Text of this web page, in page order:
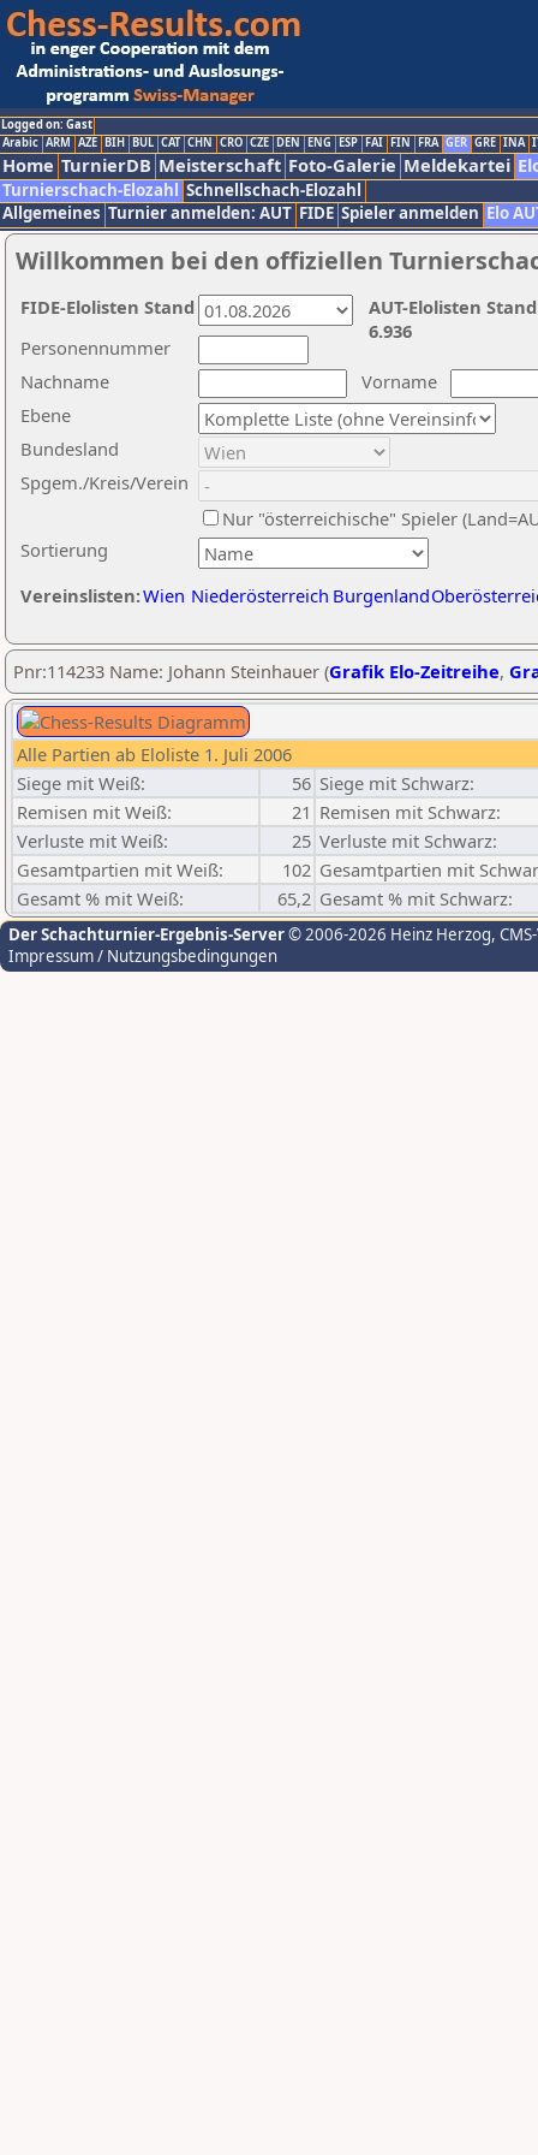
Logged on: Gast
Arabic ARM AZE BIH BUL CAT CHN CRO CZE DEN ENG ESP FAI FIN FRA GER GRE INA
Home TurnierDB Meisterschaft Foto-Galerie Meldekartei
Turnierschach-Elozahl Schnellschach-Elozahl
Allgemeines Turnier anmelden: AUT FIDE Spieler anmelden Elo
Willkommen bei den offiziellen
Nachname
Vorname
Ebene
Sortierung
Personennummer
Bundesland
Spgem./Kreis/Verein
Nur "österreichische" Spieler
Vereinslisten:Wien Niederösterreich Burgenland
AUT-Elolisten
6.936
FIDE-Elolisten Stand
Pnr:114233 Name: Johann Steinhauer (Grafik Elo-Zeitreihe,
Alle Partien ab Eloliste 1. Juli 2006
Siege mit Weiß:
56 Siege mit Schwarz:
Remisen mit Weiß:
21 Remisen mit Schwarz:
Verluste mit Weiß:
25 Verluste mit Schwarz:
Gesamtpartien mit Weiß:
102 Gesamtpartien mit
Gesamt % mit Weiß:
65,2 Gesamt % mit Schwarz:
Der Schachturnier-Ergebnis-Server© 2006-2026 Heinz Herzog,
Impressum / Nutzungsbedingungen